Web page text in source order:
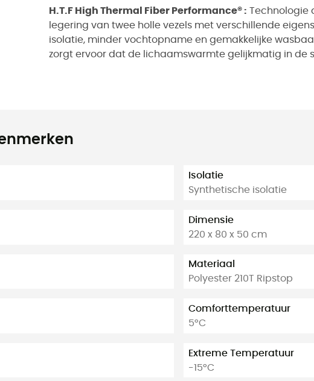
H.T.F High Thermal Fiber Performance® : Technologie
legering van twee holle vezels met verschillende
isolatie, minder vochtopname en gemakkelijke
zorgt ervoor dat de lichaamswarmte gelijkmatig in de
Isolatie
Synthetische isolatie
Dimensie
220 x 80 x 50 cm
Materiaal
Polyester 210T Ripstop
Comforttemperatuur
5°C
Extreme Temperatuur
-15°C